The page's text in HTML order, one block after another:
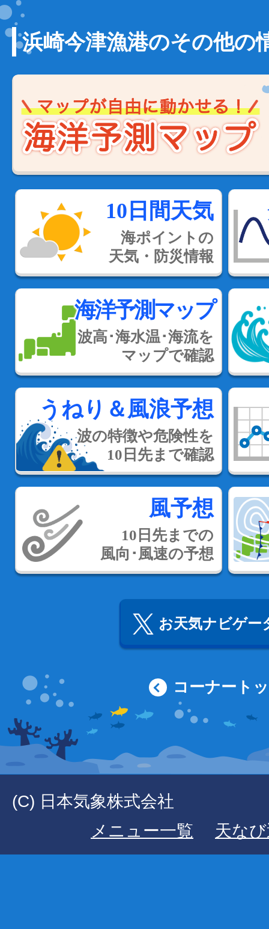
浜崎今津漁港のその他の
10日間天気
海ポイントの
天気・防災情報
海洋予測マップ
波高･海水温･海流を
マップで確認
うねり＆風浪予想
波の特徴や危険性を
10日先まで確認
風予想
10日先までの
風向･風速の予想
お天気ナビゲー
コーナート
(C) 日本気象株式会社
メニュー一覧
天な